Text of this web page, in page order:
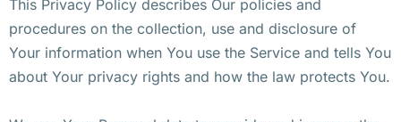
This Privacy Policy describes Our policies and
procedures on the collection, use and disclosure of
Your information when You use the Service and tells You
about Your privacy rights and how the law protects You.